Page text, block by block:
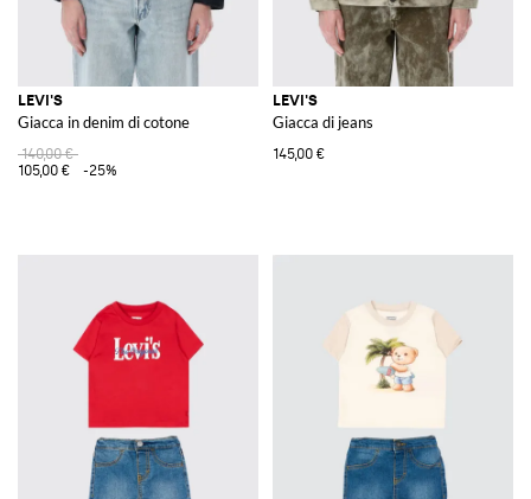
LEVI'S
Giacca in denim di cotone
140,00 €
105,00 €
-25%
LEVI'S
Giacca di jeans
145,00 €